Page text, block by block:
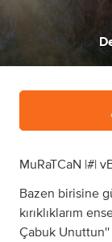
MuRaTCaN |#|
Bazen birisine
kırıklıklarım
Çabuk Unuttun''